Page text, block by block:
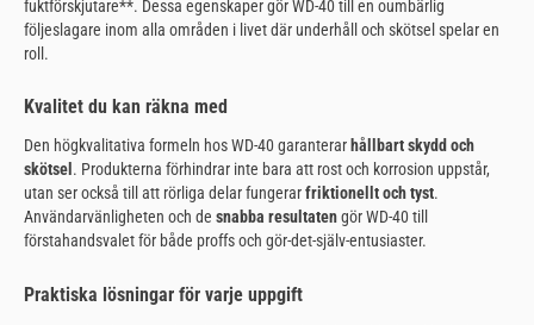
fuktförskjutare**. Dessa egenskaper gör WD-40 till en oumbärlig
följeslagare inom alla områden i livet där underhåll och skötsel spelar en
roll.
Kvalitet du kan räkna med
Den högkvalitativa formeln hos WD-40 garanterar hållbart skydd och
skötsel . Produkterna förhindrar inte bara att rost och korrosion uppstår,
utan ser också till att rörliga delar fungerarfriktionellt och tyst.
Användarvänligheten och de snabba resultatengör WD-40 till
förstahandsvalet för både proffs och gör-det-själv-entusiaster.
Praktiska lösningar för varje uppgift